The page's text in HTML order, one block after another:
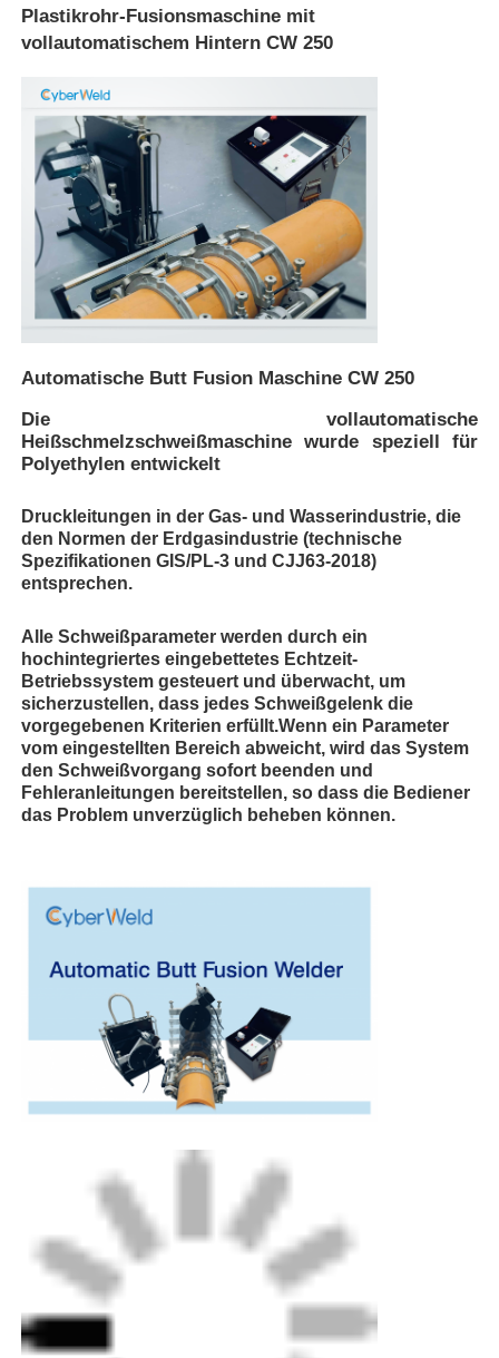
Startseite
Produkte
Fabrik Tour
Qualitätskontrolle
Schweißmaschine zur Schmelzschweißmaschine
Maschine zum Schweißen von Rohrrücken
Elektrofusionsbefestigungen
Plastikrohr-Fusionsmaschine mit
vollautomatischem Hintern CW 250
Automatische Butt Fusion Maschine CW 250
Die vollautomatische
Heißschmelzschweißmaschine wurde speziell für
Polyethylen entwickelt
Druckleitungen in der Gas- und Wasserindustrie, die
den Normen der Erdgasindustrie (technische
Spezifikationen GIS/PL-3 und CJJ63-2018)
entsprechen.
Alle Schweißparameter werden durch ein
hochintegriertes eingebettetes Echtzeit-
Betriebssystem gesteuert und überwacht, um
sicherzustellen, dass jedes Schweißgelenk die
vorgegebenen Kriterien erfüllt.Wenn ein Parameter
vom eingestellten Bereich abweicht, wird das System
den Schweißvorgang sofort beenden und
Fehleranleitungen bereitstellen, so dass die Bediener
das Problem unverzüglich beheben können.
Automatischer Gelenkzyklus
Datenbank-Speicher bis zu 500 gemeinsame Historien
Kurze Aufenthaltszeit - Heizgerät in weniger als 2
Sekunden entfernt